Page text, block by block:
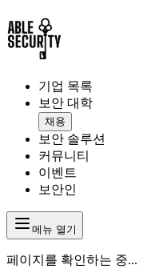
기업 목록
보안 대학
채용
보안 솔루션
커뮤니티
이벤트
보안인
메뉴 열기
페이지를 확인하는 중...